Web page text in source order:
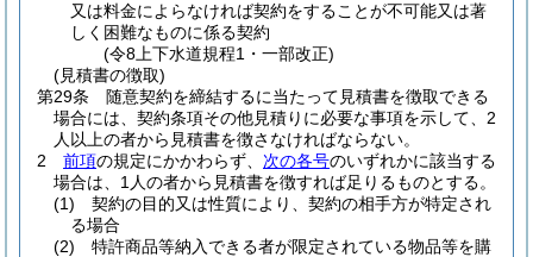
又は料金によらなければ契約をすることが不可能又は著
しく困難なものに係る契約
(令8上下水道規程1・一部改正)
(見積書の徴取)
第29条
随意契約を締結するに当たって見積書を徴取できる
場合には、契約条項その他見積りに必要な事項を示して、2
人以上の者から見積書を徴さなければならない。
2
前項の規定にかかわらず、 次の各号のいずれかに該当する
場合は、1人の者から見積書を徴すれば足りるものとする。
(1)
契約の目的又は性質により、契約の相手方が特定され
る場合
(2)
特許商品等納入できる者が限定されている物品等を購